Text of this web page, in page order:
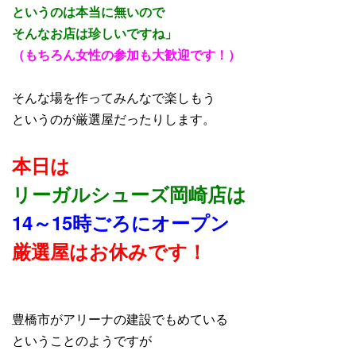
というのは本当に無いので
そんなお店は珍しいですね」
（もちろん女性の参加も大歓迎です！）
そんな場を作ってみんなで楽しもう
というのが厳選屋だったりします。
本日は
リーガルシューズ岡崎店は
14～15時ごろにオープン
厳選屋はお休みです！
豊橋市がアリーナの建設でもめている
ということのようですが